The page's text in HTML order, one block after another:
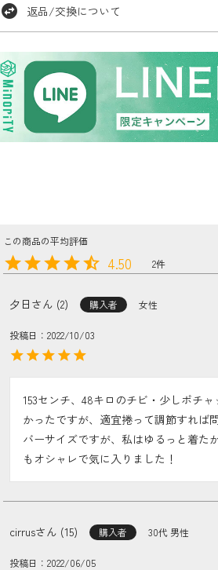
swap_horizontal_circle 返品/交換について
4.50 2
夕日 2 購入者 女性
投稿日 2022/10/03
153センチ、48キロのチビ・少しポチ
かったですが、適宜捲って調節すれば
バーサイズですが、私はゆるっと着た
もオシャレで気に入りました！
cirrus 15 購入者 30代 男性
投稿日 2022/06/05